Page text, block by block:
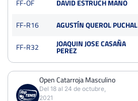
FF-OF
DAVID ESTRUCH MANO
FF-R16
AGUSTÍN QUEROL PUCHAL
FF-R32
JOAQUIN JOSE CASAÑA
PEREZ
Open Catarroja Masculino
Del 18 al 24 de octubre,
2021